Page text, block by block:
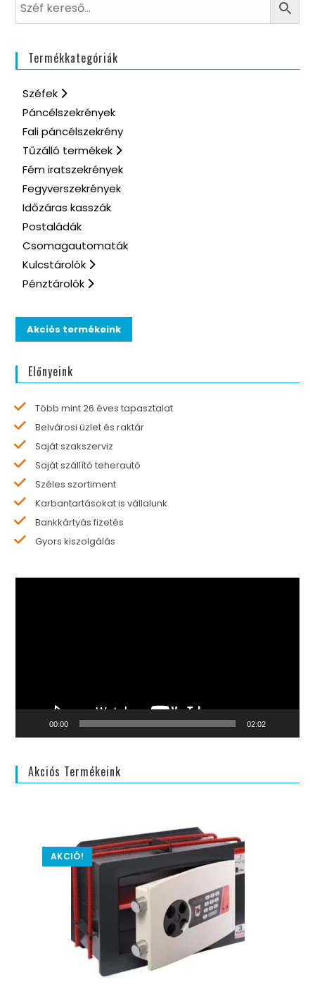
Termékkategóriák
Széfek
Páncélszekrények
Fali páncélszekrény
Tűzálló termékek
Fém iratszekrények
Fegyverszekrények
Időzáras kasszák
Postaládák
Csomagautomaták
Kulcstárolók
Pénztárolók
Akciós termékeink
Előnyeink
Több mint 26 éves tapasztalat
Belvárosi üzlet és raktár
Saját szakszerviz
Saját szállító teherautó
Széles szortiment
Karbantartásokat is vállalunk
Bankkártyás fizetés
Gyors kiszolgálás
00:00 02:02
Akciós Termékeink
AKCIÓ!